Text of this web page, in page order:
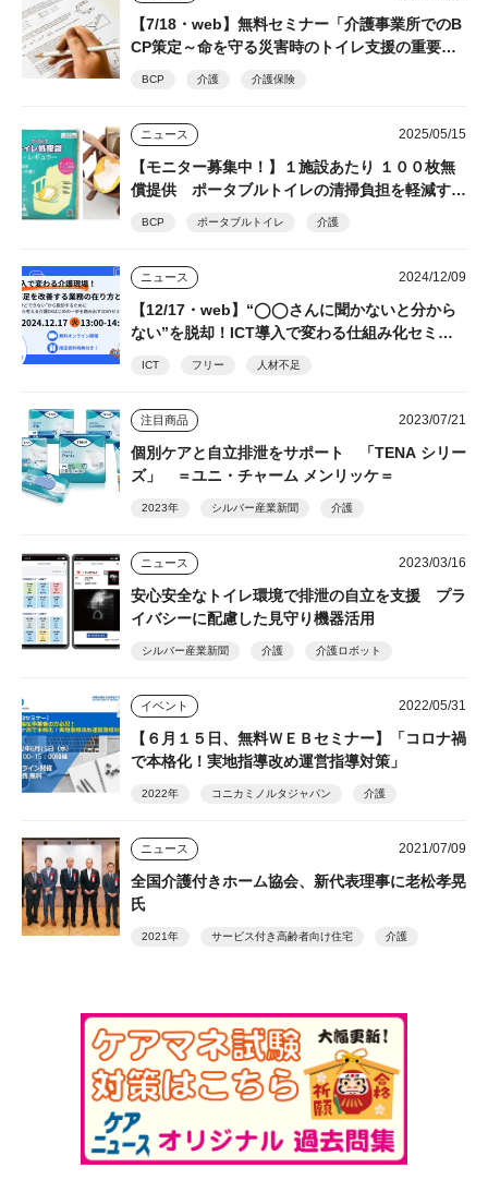
【7/18・web】無料セミナー「介護事業所でのB
CP策定～命を守る災害時のトイレ支援の重要
性」 シルバー産業新聞主催 後日視聴できるア
BCP 介護 介護保険
ニュース 2025/05/15
【モニター募集中！】１施設あたり １００枚無
償提供 ポータブルトイレの清掃負担を軽減する
トイレ処理袋「ワンズケアシリーズ」 総合サー
BCP ポータブルトイレ 介護
ニュース 2024/12/09
【12/17・web】“◯◯さんに聞かないと分から
ない”を脱却！ICT導入で変わる仕組み化セミナ
ICT フリー 人材不足
注目商品 2023/07/21
個別ケアと自立排泄をサポート 「TENA シリー
ズ」 ＝ユニ・チャーム メンリッケ＝
2023年 シルバー産業新聞 介護
ニュース 2023/03/16
安心安全なトイレ環境で排泄の自立を支援 プラ
イバシーに配慮した見守り機器活用
シルバー産業新聞 介護 介護ロボット
イベント 2022/05/31
【６月１５日、無料ＷＥＢセミナー】「コロナ禍
で本格化！実地指導改め運営指導対策」
2022年 コニカミノルタジャパン 介護
ニュース 2021/07/09
全国介護付きホーム協会、新代表理事に老松孝晃
氏
2021年 サービス付き高齢者向け住宅 介護